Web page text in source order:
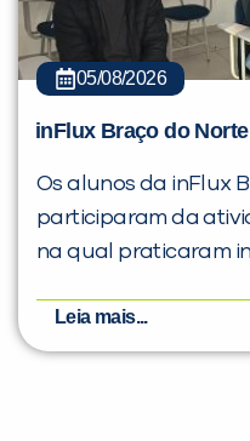
05/08/2026
inFlux Braço do
Os alunos da inFlux
participaram da
na qual praticaram
Leia mais...